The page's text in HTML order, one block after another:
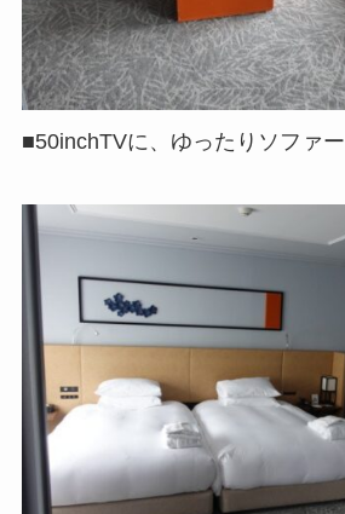
■50inchTVに、ゆったりソファー